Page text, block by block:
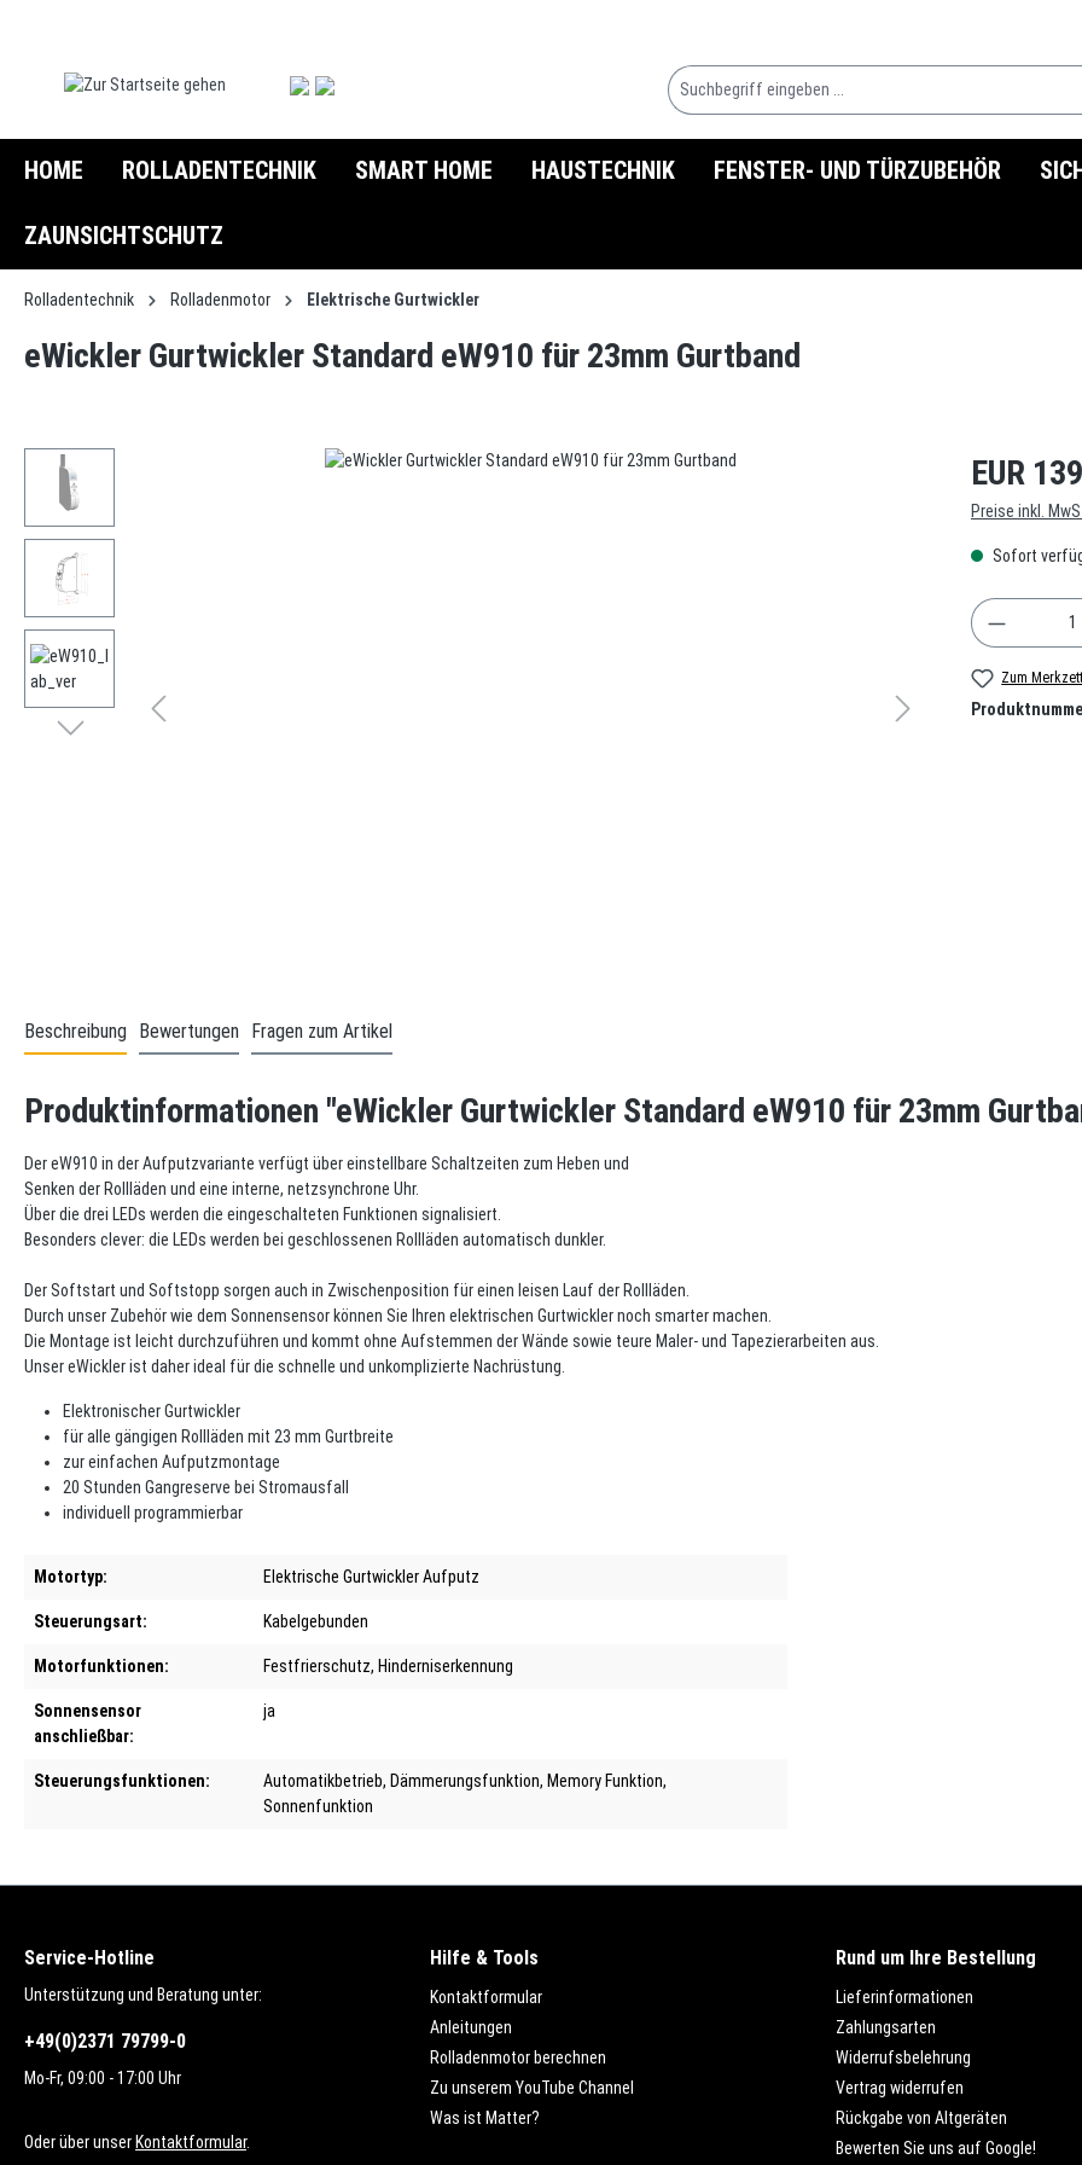
HOME ROLLADENTECHNIK SMART HOME HAUSTECHNIK FENSTER- UND TÜRZUBEHÖR
ZAUNSICHTSCHUTZ
Rolladentechnik Rolladenmotor Elektrische Gurtwickler
eWickler Gurtwickler Standard eW910 für 23mm Gurtband
Bildergalerie überspringen EUR
Preise inkl.
Sofort
Produkt
Zum
Beschreibung Bewertungen Fragen zum Artikel
Produktinformationen "eWickler Gurtwickler Standard eW910 für 23mm
Der eW910 in der Aufputzvariante verfügt über einstellbare Schaltzeiten zum Heben und
Senken der Rollläden und eine interne, netzsynchrone Uhr.
Über die drei LEDs werden die eingeschalteten Funktionen signalisiert.
Besonders clever: die LEDs werden bei geschlossenen Rollläden automatisch dunkler.
Der Softstart und Softstopp sorgen auch in Zwischenposition für einen leisen Lauf der Rollläden.
Durch unser Zubehör wie dem Sonnensensor können Sie Ihren elektrischen Gurtwickler noch smarter machen.
Die Montage ist leicht durchzuführen und kommt ohne Aufstemmen der Wände sowie teure Maler- und Tapezierarbeiten aus.
Unser eWickler ist daher ideal für die schnelle und unkomplizierte Nachrüstung.
Elektronischer Gurtwickler
für alle gängigen Rollläden mit 23 mm Gurtbreite
zur einfachen Aufputzmontage
20 Stunden Gangreserve bei Stromausfall
individuell programmierbar
Motortyp: Elektrische Gurtwickler Aufputz
Steuerungsart: Kabelgebunden
Motorfunktionen: Festfrierschutz, Hinderniserkennung
Sonnensensor
anschließbar:
ja
Steuerungsfunktionen: Automatikbetrieb, Dämmerungsfunktion, Memory Funktion,
Sonnenfunktion
Service-Hotline
Unterstützung und Beratung unter:
+49(0)2371 79799-0
Mo-Fr, 09:00 - 17:00 Uhr
Oder über unser Kontaktformular.
Hilfe & Tools
Kontaktformular
Anleitungen
Rolladenmotor berechnen
Zu unserem YouTube Channel
Was ist Matter?
Rund um Ihre Bestellung
Lieferinformationen
Zahlungsarten
Widerrufsbelehrung
Vertrag widerrufen
Rückgabe von Altgeräten
Bewerten Sie uns auf Google!